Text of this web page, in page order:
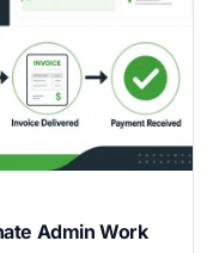
Admin Work